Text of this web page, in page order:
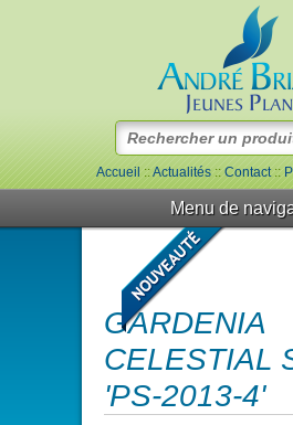
Accueil::Actualités::Contact::
Menu de
GARDENIA
CELESTIAL
'PS-2013-4'